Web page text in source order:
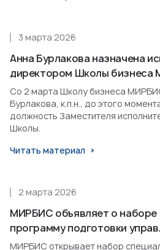
Анна Бурлакова назначена
директором Школы бизнеса
3 марта 2026
Со 2 марта Школу бизнеса
Бурлакова, к.п.н., до этого
должность Заместителя
Школы.
Читать материал
МИРБИС объявляет о наборе
программу подготовки
2 марта 2026
МИРБИС открывает набор